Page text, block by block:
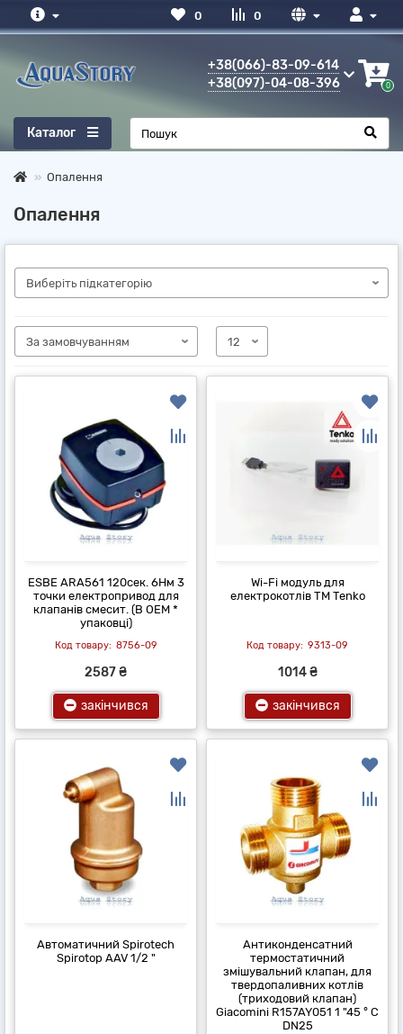
0
0
+38(066)-83-09-614
+38(097)-04-08-396
0
Каталог
Опалення
Опалення
ESBE ARA561 120сек. 6Нм 3
точки електропривод для
клапанів смесит. (В OEM *
упаковці)
8756-09
2587 ₴
закінчився
Wi-Fi модуль для
електрокотлів ТМ Tenko
9313-09
1014 ₴
закінчився
Автоматичний Spirotech
Spirotop AAV 1/2 "
Антиконденсатний
термостатичний
змішувальний клапан, для
твердопаливних котлів
(триходовий клапан)
Giacomini R157AY051 1 "45 ° C
DN25